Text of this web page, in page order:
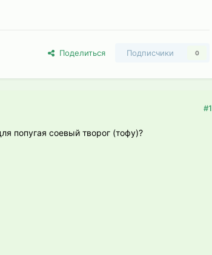
Поделиться Подписчики 0
#1
попугая соевый творог (тофу)?